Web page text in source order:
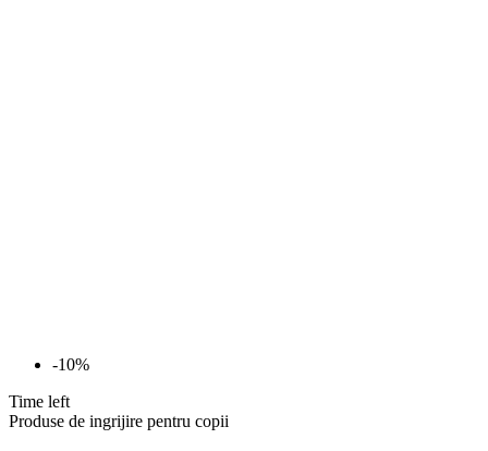
-10%
Time left
Produse de ingrijire pentru copii